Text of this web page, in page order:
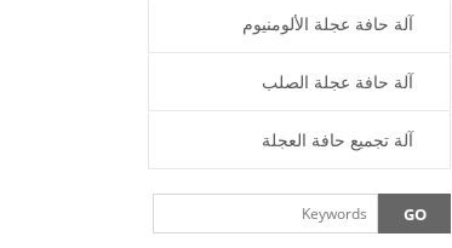
آلة حافة عجلة الألومنيوم
آلة حافة عجلة الصلب
آلة تجميع حافة العجلة